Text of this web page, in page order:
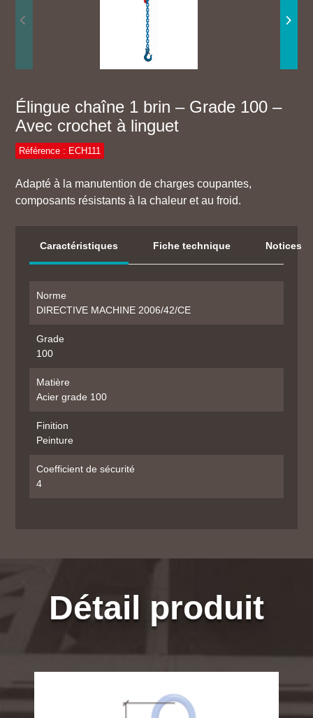
Élingue chaîne 1 brin – Grade 100 –
Avec crochet à linguet
Référence : ECH111
Adapté à la manutention de charges coupantes,
composants résistants à la chaleur et au froid.
Caractéristiques Fiche technique Notices
Norme
DIRECTIVE MACHINE 2006/42/CE
Grade
100
Matière
Acier grade 100
Finition
Peinture
Coefficient de sécurité
4
Détail produit